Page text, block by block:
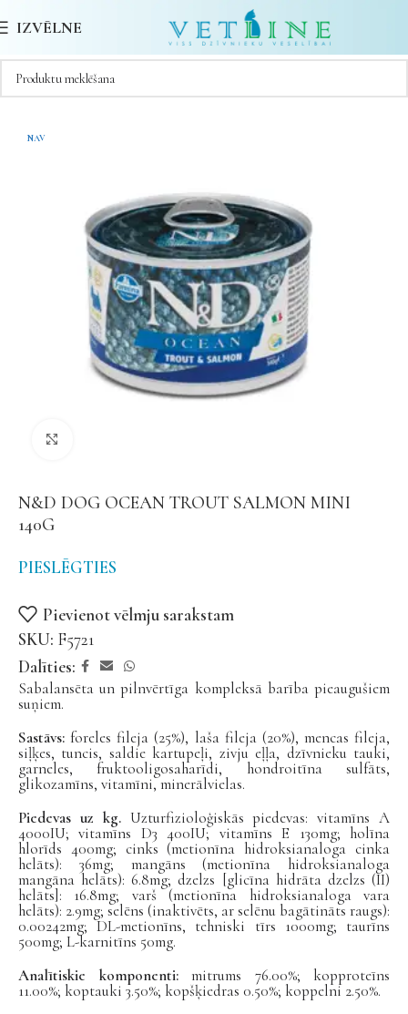
IZVĒLNE
NAV
N&D DOG OCEAN TROUT SALMON MINI
140G
PIESLĒGTIES
Pievienot vēlmju sarakstam
SKU: F5721
Dalīties:
Sabalansēta un pilnvērtīga kompleksā barība pieaugušiem
suņiem.
Sastāvs: foreles fileja (25%), laša fileja (20%), mencas fileja,
siļķes, tuncis, saldie kartupeļi, zivju eļļa, dzīvnieku tauki,
garneles, fruktooligosaharīdi, hondroitīna sulfāts,
glikozamīns, vitamīni, minerālvielas.
Piedevas uz kg. Uzturfizioloģiskās piedevas: vitamīns A
4000IU; vitamīns D3 400IU; vitamīns E 130mg; holīna
hlorīds 400mg; cinks (metionīna hidroksianaloga cinka
helāts): 36mg; mangāns (metionīna hidroksianaloga
mangāna helāts): 6.8mg; dzelzs [glicīna hidrāta dzelzs (II)
helāts]: 16.8mg; varš (metionīna hidroksianaloga vara
helāts): 2.9mg; selēns (inaktivēts, ar selēnu bagātināts raugs):
0.00242mg; DL-metionīns, tehniski tīrs 1000mg; taurīns
500mg; L-karnitīns 50mg.
Analītiskie komponenti:mitrums 76.00%; kopproteīns
11.00%; koptauki 3.50%; kopšķiedras 0.50%; koppelni 2.50%.